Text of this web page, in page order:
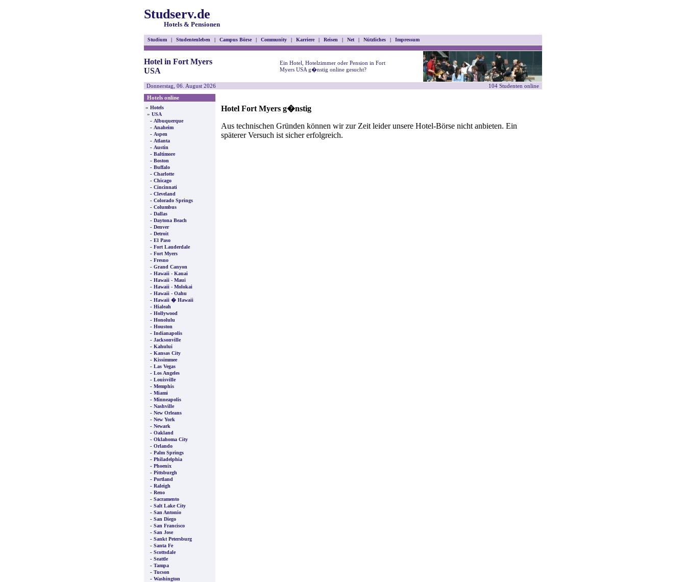
Studserv.de
Hotels & Pensionen
Studium | Studentenleben | Campus Börse | Community | Karriere | Reisen | Net | Nützliches | Impressum
Hotel in Fort Myers
USA
Ein Hotel, Hotelzimmer oder Pension in Fort
Myers USA g�nstig online gesucht?
Donnerstag, 06. August 2026
104 Studenten online
Hotels online
» Hotels
» USA
- Albuquerque
- Anaheim
- Aspen
- Atlanta
- Austin
- Baltimore
- Boston
- Buffalo
- Charlotte
- Chicago
- Cincinnati
- Cleveland
- Colorado Springs
- Columbus
- Dallas
- Daytona Beach
- Denver
- Detroit
- El Paso
- Fort Lauderdale
- Fort Myers
- Fresno
- Grand Canyon
- Hawaii - Kauai
- Hawaii - Maui
- Hawaii - Molokai
- Hawaii - Oahu
- Hawaii � Hawaii
- Hialeah
- Hollywood
- Honolulu
- Houston
- Indianapolis
- Jacksonville
- Kahului
- Kansas City
- Kissimmee
- Las Vegas
- Los Angeles
- Louisville
- Memphis
- Miami
- Minneapolis
- Nashville
- New Orleans
- New York
- Newark
- Oakland
- Oklahoma City
- Orlando
- Palm Springs
- Philadelphia
- Phoenix
- Pittsburgh
- Portland
- Raleigh
- Reno
- Sacramento
- Salt Lake City
- San Antonio
- San Diego
- San Francisco
- San Jose
- Sankt Petersburg
- Santa Fe
- Scottsdale
- Seattle
- Tampa
- Tucson
- Washington
Hotel Fort Myers g�nstig
Aus technischen Gründen können wir zur Zeit leider unsere Hotel-Börse nicht anbieten. Ein
späterer Versuch ist sicher erfolgreich.